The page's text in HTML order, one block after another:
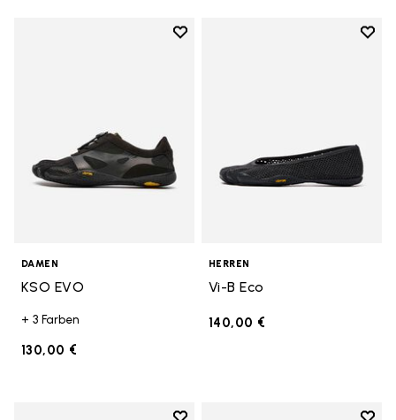
Add to wishlist
DAMEN
KSO EVO
+ 3 Farben
130,00 €
Add
HERREN
Vi-B Eco
140,00 €